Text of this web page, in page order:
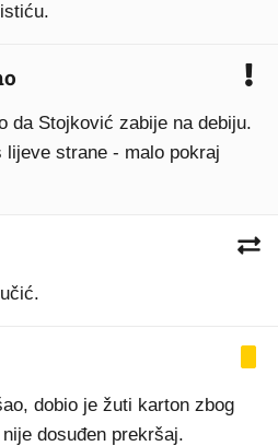
da Stojković zabije na debiju.
strane - malo pokraj
dobio je žuti karton zbog
dosuđen prekršaj.